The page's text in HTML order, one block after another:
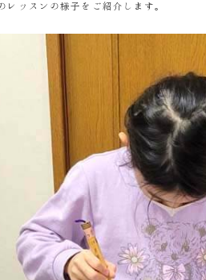
レッスンの様子をご紹介します。